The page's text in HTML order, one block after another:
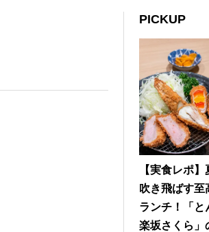
PICKUP
【実食レポ
吹き飛ばす至
ランチ！「と
楽坂さくら」